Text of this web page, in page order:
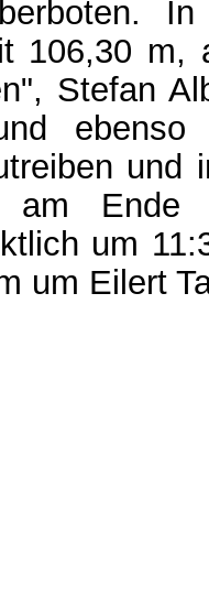
106,30 m,
Stefan
und
Ende
um
um Eilert